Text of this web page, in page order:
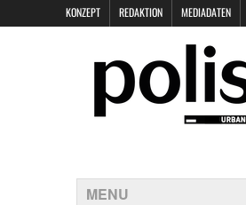
KONZEPT REDAKTION MEDIADATEN
MENU